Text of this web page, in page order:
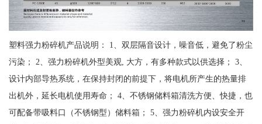
塑料强力粉碎机产品说明： 1、双层隔音设计，噪音低，避免了粉尘
污染； 2、强力粉碎机外型美观, 大方，有多种款式以供选择； 3、
设计内部导热系统，在保持封闭的前提下，将电机所产生的热量排
出机外，延长电机使用寿命； 4、不锈钢储料箱清洗方便、快捷，也
可配备带吸料口（不锈钢型）储料箱； 5、强力粉碎机内设安全开